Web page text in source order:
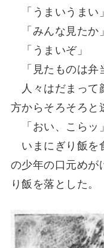
「うまいうまい」
「みんな見たか」
「うまいぞ」
「見たものは弁
人々はだまって
方からそろそろと
「おい、こらッ」
いまにぎり飯を
の少年の口元めが
り飯を落とした。